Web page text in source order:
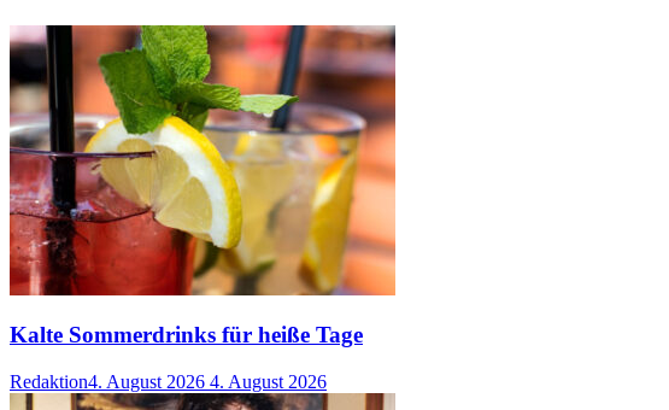
Kalte Sommerdrinks für heiße Tage
Redaktion4. August 2026 4. August 2026